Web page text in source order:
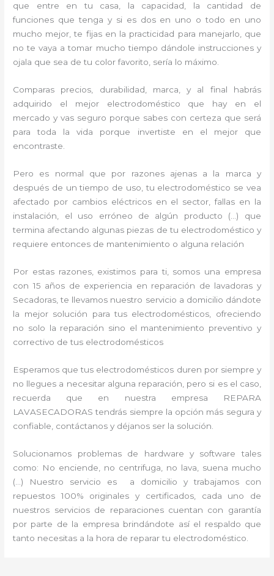
que entre en tu casa, la capacidad, la cantidad de
funciones que tenga y si es dos en uno o todo en uno
mucho mejor, te fijas en la practicidad para manejarlo, que
no te vaya a tomar mucho tiempo dándole instrucciones y
ojala que sea de tu color favorito, sería lo máximo.
Comparas precios, durabilidad, marca, y al final habrás
adquirido el mejor electrodoméstico que hay en el
mercado y vas seguro porque sabes con certeza que será
para toda la vida porque invertiste en el mejor que
encontraste.
Pero es normal que por razones ajenas a la marca y
después de un tiempo de uso, tu electrodoméstico se vea
afectado por cambios eléctricos en el sector, fallas en la
instalación, el uso erróneo de algún producto (…) que
termina afectando algunas piezas de tu electrodoméstico y
requiere entonces de mantenimiento o alguna relación
Por estas razones, existimos para ti, somos una empresa
con 15 años de experiencia en reparación de lavadoras y
Secadoras, te llevamos nuestro servicio a domicilio dándote
la mejor solución para tus electrodomésticos, ofreciendo
no solo la reparación sino el mantenimiento preventivo y
correctivo de tus electrodomésticos
Esperamos que tus electrodomésticos duren por siempre y
no llegues a necesitar alguna reparación, pero si es el caso,
recuerda que en nuestra empresa REPARA
LAVASECADORAS tendrás siempre la opción más segura y
confiable, contáctanos y déjanos ser la solución.
Solucionamos problemas de hardware y software tales
como: No enciende, no centrifuga, no lava, suena mucho
(…) Nuestro servicio es a domicilio y trabajamos con
repuestos 100% originales y certificados, cada uno de
nuestros servicios de reparaciones cuentan con garantía
por parte de la empresa brindándote así el respaldo que
tanto necesitas a la hora de reparar tu electrodoméstico.